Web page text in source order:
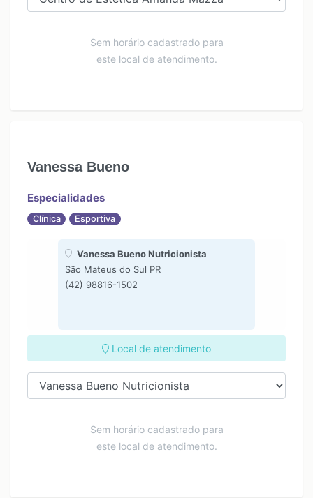
Sem horário cadastrado para
este local de atendimento.
Vanessa Bueno
Especialidades
Clínica Esportiva
Vanessa Bueno Nutricionista
São Mateus do Sul PR
(42) 98816-1502
Local de atendimento
Sem horário cadastrado para
este local de atendimento.